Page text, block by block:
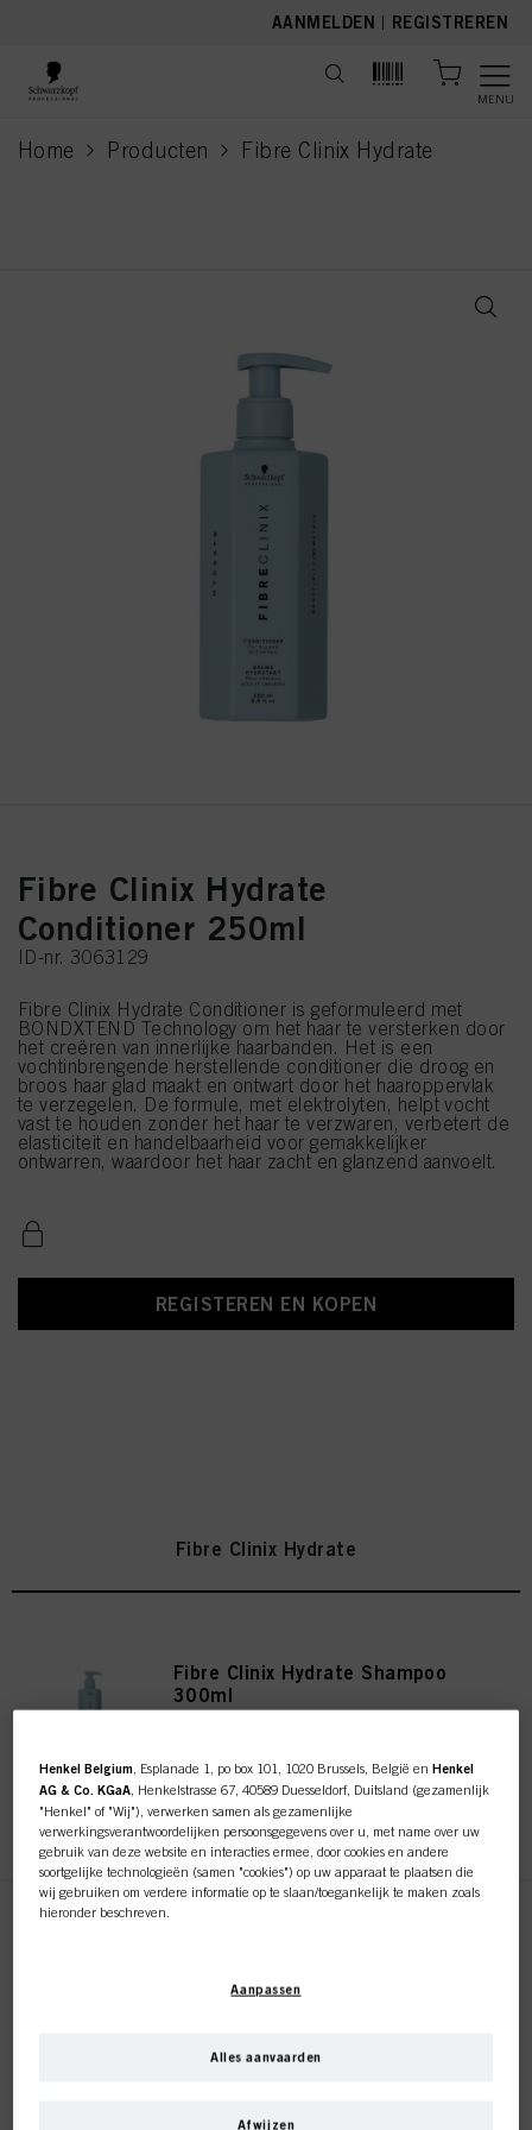
AANMELDEN | REGISTREREN
MENU
Home Producten Fibre Clinix Hydrate
current page
Fibre Clinix Hydrate
Conditioner 250ml
ID-nr. 3063129
Fibre Clinix Hydrate Conditioner is geformuleerd met
BONDXTEND Technology om het haar te versterken door
het creëren van innerlijke haarbanden. Het is een
vochtinbrengende herstellende conditioner die droog en
broos haar glad maakt en ontwart door het haaroppervlak
te verzegelen. De formule, met elektrolyten, helpt vocht
vast te houden zonder het haar te verzwaren, verbetert de
elasticiteit en handelbaarheid voor gemakkelijker
ontwarren, waardoor het haar zacht en glanzend aanvoelt.
REGISTEREN EN KOPEN
Fibre Clinix Hydrate
Fibre Clinix Hydrate Shampoo
300ml
REGISTEREN EN KOPEN
Deze online shop is
Henkel Belgium , Esplanade 1, po box 101, 1020 Brussels, België enHenkel
AG & Co. KGaA , Henkelstrasse 67, 40589 Duesseldorf, Duitsland (gezamenlijk
"Henkel" of "Wij"), verwerken samen als gezamenlijke
verwerkingsverantwoordelijken persoonsgegevens over u, met name over uw
gebruik van deze website en interacties ermee, door cookies en andere
soortgelijke technologieën (samen "cookies") op uw apparaat te plaatsen die
wij gebruiken om verdere informatie op te slaan/toegankelijk te maken zoals
hieronder beschreven.
aangegeven in onze Gegevensbeschermingsverklaring waarnaar een link in
te meten en te optimaliseren, om u
website en uw commerciële interacties met ons (respectievelijk het bedrijf
Aanpassen
Afwijzen
Alles aanvaarden